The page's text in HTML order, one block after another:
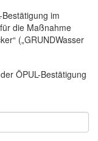
im
die Maßnahme
(„GRUNDWasser
ÖPUL-Bestätigung